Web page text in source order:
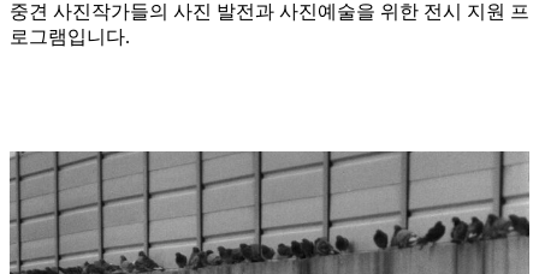
중견 사진작가들의 사진 발전과 사진예술을 위한 전시 지원 프
로그램입니다.